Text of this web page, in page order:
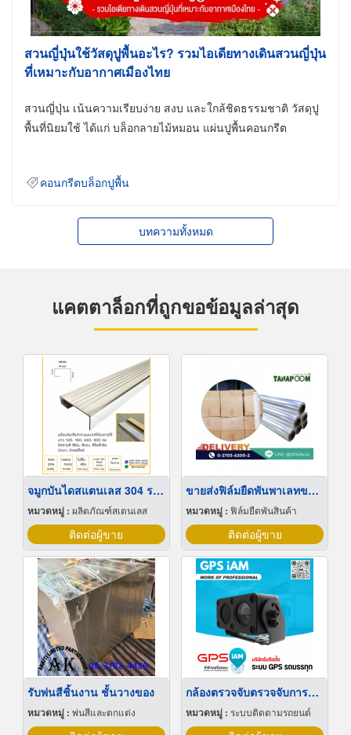
สวนญี่ปุ่นใช้วัสดุปูพื้นอะไร? รวมไอเดียทางเดินสวนญี่ปุ่น
ที่เหมาะกับอากาศเมืองไทย
สวนญี่ปุ่น เน้นความเรียบง่าย สงบ และใกล้ชิดธรรมชาติ วัสดุปู
พื้นที่นิยมใช้ ได้แก่ บล็อกลายไม้หมอน แผ่นปูพื้นคอนกรีต
คอนกรีตบล็อกปูพื้น
บทความทั้งหมด
แคตตาล็อกที่ถูกขอข้อมูลล่าสุด
จมูกบันไดสแตนเลส 304 ราคาโรงงาน
หมวดหมู่ : ผลิตภัณฑ์สเตนเลส
ติดต่อผู้ขาย
ขายส่งฟิล์มยืดพันพาเลทขนาดพันด้วยมือ Hand wrap
หมวดหมู่ : ฟิล์มยืดพันสินค้า
ติดต่อผู้ขาย
รับพ่นสีชิ้นงาน ชั้นวางของ
หมวดหมู่ : พ่นสีและตกแต่ง
กล้องตรวจจับตรวจจับการหลับใน
หมวดหมู่ : ระบบติดตามรถยนต์